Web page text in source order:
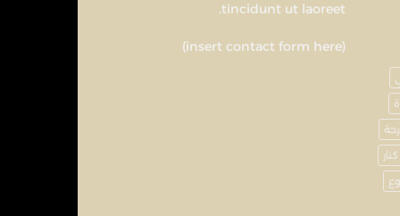
كنار
tincidunt ut laoreet.
(insert contact form here)